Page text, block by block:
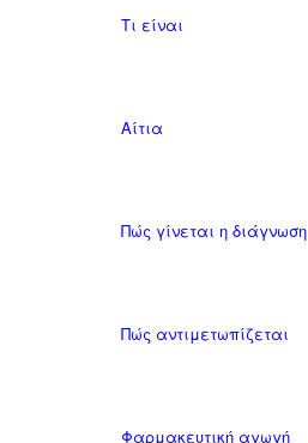
Τι είναι
Αίτια
Πώς γίνεται η διάγνωση
Πώς αντιμετωπίζεται
Φαρμακευτική αγωγή